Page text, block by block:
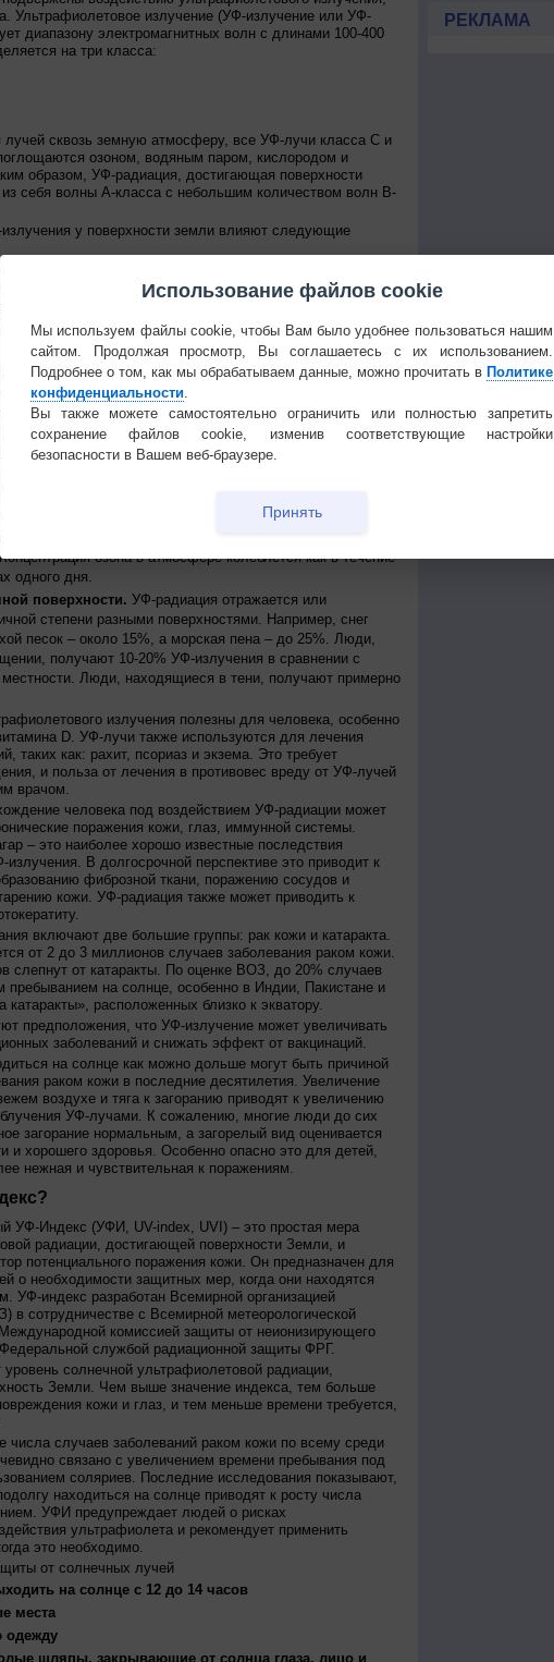
Ультрафиолетовое излучение (УФ-излучение или УФ-
диапазону электромагнитных волн с длинами 100-400
на три класса:
сквозь земную атмосферу, все УФ-лучи класса C и
озоном, водяным паром, кислородом и
образом, УФ-радиация, достигающая поверхности
себя волны А-класса с небольшим количеством волн В-
у поверхности земли влияют следующие
выше Солнце над горизонтом, тем сильнее уровень УФ-
уровень излучения колеблется от дня к ночи и от
уровни достигаются около полудня в летние
приходит примерно между 11 и 15 часами дня по
ближе к экватору, тем выше уровень УФ-радиации
Уровень УФ-радиации выше при безоблачном небе, но
излучение может быть сильным, благодаря
создавая, таким образом, рассеянные источники
может пропускать до 90% УФ-лучей.
моря.
радиации, поступающей от Солнца. Каждые 1000 метров
примерно на 10%.
часть УФ-радиации, которая иначе могла бы достичь
озона в атмосфере колеблется как в течение
одного дня.
поверхности. УФ-радиация отражается или
степени разными поверхностями. Например, снег
песок – около 15%, а морская пена – до 25%. Люди,
получают 10-20% УФ-излучения в сравнении с
Люди, находящиеся в тени, получают примерно
излучения полезны для человека, особенно
D. УФ-лучи также используются для лечения
таких как: рахит, псориаз и экзема. Это требует
и польза от лечения в противовес вреду от УФ-лучей
врачом.
человека под воздействием УФ-радиации может
поражения кожи, глаз, иммунной системы.
– это наиболее хорошо известные последствия
В долгосрочной перспективе это приводит к
фиброзной ткани, поражению сосудов и
кожи. УФ-радиация также может приводить к
включают две большие группы: рак кожи и катаракта.
от 2 до 3 миллионов случаев заболевания раком кожи.
слепнут от катаракты. По оценке ВОЗ, до 20% случаев
пребыванием на солнце, особенно в Индии, Пакистане и
катаракты», расположенных близко к экватору.
предположения, что УФ-излучение может увеличивать
заболеваний и снижать эффект от вакцинаций.
на солнце как можно дольше могут быть причиной
раком кожи в последние десятилетия. Увеличение
воздухе и тяга к загоранию приводят к увеличению
УФ-лучами. К сожалению, многие люди до сих
загорание нормальным, а загорелый вид оценивается
и хорошего здоровья. Особенно опасно это для детей,
нежная и чувствительная к поражениям.
УФ-Индекс (УФИ, UV-index, UVI) – это простая мера
радиации, достигающей поверхности Земли, и
потенциального поражения кожи. Он предназначен для
о необходимости защитных мер, когда они находятся
УФ-индекс разработан Всемирной организацией
в сотрудничестве с Всемирной метеорологической
комиссией защиты от неионизирующего
службой радиационной защиты ФРГ.
солнечной ультрафиолетовой радиации,
Земли. Чем выше значение индекса, тем больше
кожи и глаз, и тем меньше времени требуется,
числа случаев заболеваний раком кожи по всему среди
связано с увеличением времени пребывания под
соляриев. Последние исследования показывают,
находиться на солнце приводят к росту числа
УФИ предупреждает людей о рисках
ультрафиолета и рекомендует применить
это необходимо.
от солнечных лучей
на солнце с 12 до 14 часов
места
одежду
шляпы, закрывающие от солнца глаза, лицо и
РЕКЛАМА
Использование файлов cookie
Мы используем файлы cookie, чтобы Вам было удобнее пользоваться нашим
сайтом. Продолжая просмотр, Вы соглашаетесь с их использованием.
Подробнее о том, как мы обрабатываем данные, можно прочитать в Политике
конфиденциальности.
Вы также можете самостоятельно ограничить или полностью запретить
сохранение файлов cookie, изменив соответствующие настройки
безопасности в Вашем веб-браузере.
Принять